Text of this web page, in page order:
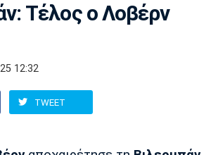
PLUS
1
2
Ατρόμητος
Τέλος ο Λοβέρν
12:32
TWEET